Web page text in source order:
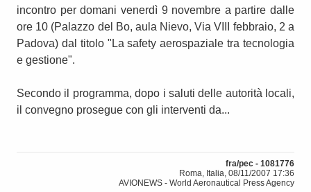
incontro per domani venerdì 9 novembre a partire dalle
ore 10 (Palazzo del Bo, aula Nievo, Via VIII febbraio, 2 a
Padova) dal titolo "La safety aerospaziale tra tecnologia
e gestione".
Secondo il programma, dopo i saluti delle autorità locali,
il convegno prosegue con gli interventi da...
fra/pec - 1081776
Roma, Italia, 08/11/2007 17:36
AVIONEWS - World Aeronautical Press Agency